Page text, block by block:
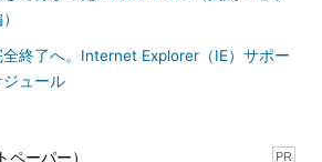
全終了へ。Internet Explorer（IE）サポー
ジュール
ーパー） PR